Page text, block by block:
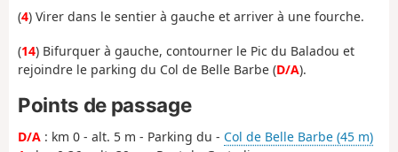
(4) Virer dans le sentier à gauche et arriver à une fourche.
(14) Bifurquer à gauche, contourner le Pic du Baladou et
rejoindre le parking du Col de Belle Barbe (D/A).
Points de passage
D/A : km 0 - alt. 5 m - Parking du - Col de Belle Barbe (45 m)